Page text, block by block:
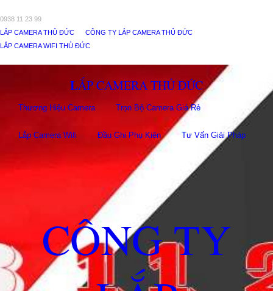
0938 11 23 99
LẮP CAMERA THỦ ĐỨC
CÔNG TY LẮP CAMERA THỦ ĐỨC
LẮP CAMERA WIFI THỦ ĐỨC
LẮP CAMERA THỦ ĐỨC
Thương Hiệu Camera Trọn Bộ Camera Giá Rẻ
Lắp Camera Wifi Đầu Ghi Phụ Kiên Tư Vấn Giải Pháp
CÔNG TY